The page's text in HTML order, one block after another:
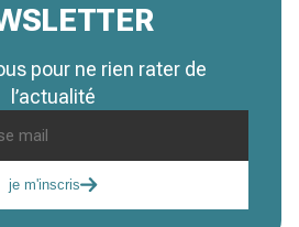
pour ne rien rater de
l’actualité
je m'inscris